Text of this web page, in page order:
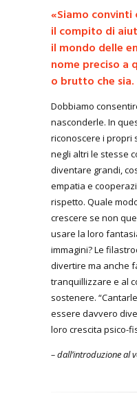
«Siamo
il compito di
il mondo delle
nome preciso a
o brutto che sia.
Dobbiamo
nasconderle. In
riconoscere i propri
negli altri le stesse
diventare grandi,
empatia e
rispetto. Quale
crescere se non
usare la loro
immagini? Le
divertire ma anche
tranquillizzare e al
sostenere.
essere davvero
loro crescita psico-
– dall’introduzione al